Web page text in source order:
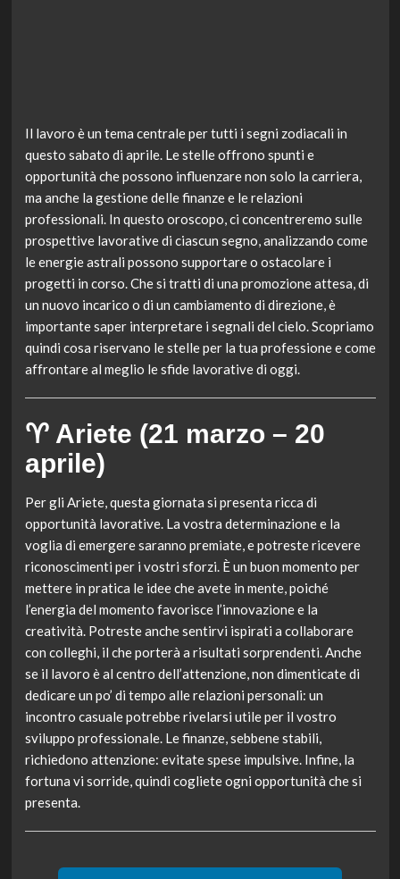
Il lavoro è un tema centrale per tutti i segni zodiacali in
questo sabato di aprile. Le stelle offrono spunti e
opportunità che possono influenzare non solo la carriera,
ma anche la gestione delle finanze e le relazioni
professionali. In questo oroscopo, ci concentreremo sulle
prospettive lavorative di ciascun segno, analizzando come
le energie astrali possono supportare o ostacolare i
progetti in corso. Che si tratti di una promozione attesa, di
un nuovo incarico o di un cambiamento di direzione, è
importante saper interpretare i segnali del cielo. Scopriamo
quindi cosa riservano le stelle per la tua professione e come
affrontare al meglio le sfide lavorative di oggi.
♈ Ariete (21 marzo – 20
aprile)
Per gli Ariete, questa giornata si presenta ricca di
opportunità lavorative. La vostra determinazione e la
voglia di emergere saranno premiate, e potreste ricevere
riconoscimenti per i vostri sforzi. È un buon momento per
mettere in pratica le idee che avete in mente, poiché
l’energia del momento favorisce l’innovazione e la
creatività. Potreste anche sentirvi ispirati a collaborare
con colleghi, il che porterà a risultati sorprendenti. Anche
se il lavoro è al centro dell’attenzione, non dimenticate di
dedicare un po’ di tempo alle relazioni personali: un
incontro casuale potrebbe rivelarsi utile per il vostro
sviluppo professionale. Le finanze, sebbene stabili,
richiedono attenzione: evitate spese impulsive. Infine, la
fortuna vi sorride, quindi cogliete ogni opportunità che si
presenta.